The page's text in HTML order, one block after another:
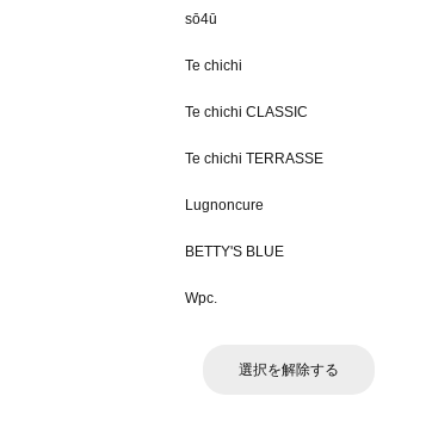
sō4ū
Te chichi
Te chichi CLASSIC
Te chichi TERRASSE
Lugnoncure
BETTY'S BLUE
Wpc.
選択を解除する